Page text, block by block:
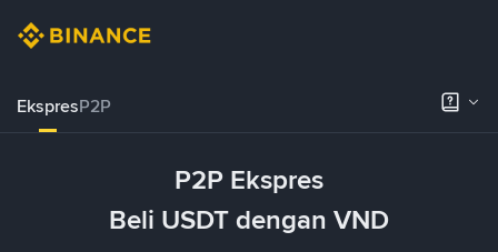
EkspresP2P
P2P Ekspres
Beli USDT dengan VND